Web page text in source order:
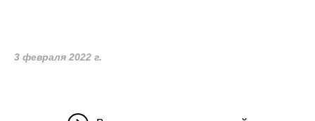
3 февраля 2022 г.